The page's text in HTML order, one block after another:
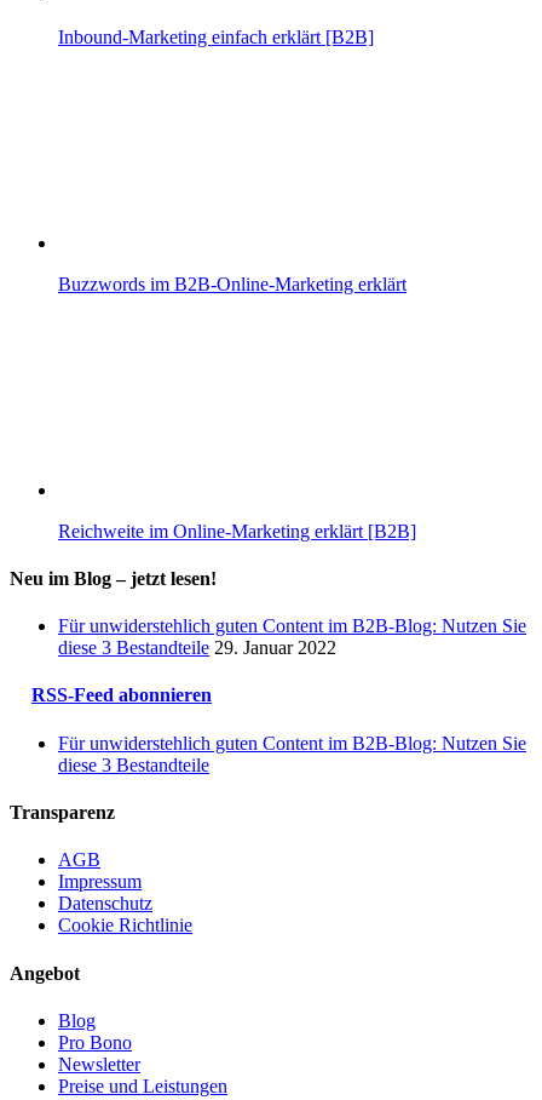
Inbound-Marketing einfach erklärt [B2B]
Buzzwords im B2B-Online-Marketing erklärt
Reichweite im Online-Marketing erklärt [B2B]
Neu im Blog – jetzt lesen!
Für unwiderstehlich guten Content im B2B-Blog: Nutzen Sie
diese 3 Bestandteile 29. Januar 2022
RSS-Feed abonnieren
Für unwiderstehlich guten Content im B2B-Blog: Nutzen Sie
diese 3 Bestandteile
Transparenz
AGB
Impressum
Datenschutz
Cookie Richtlinie
Angebot
Blog
Pro Bono
Newsletter
Preise und Leistungen